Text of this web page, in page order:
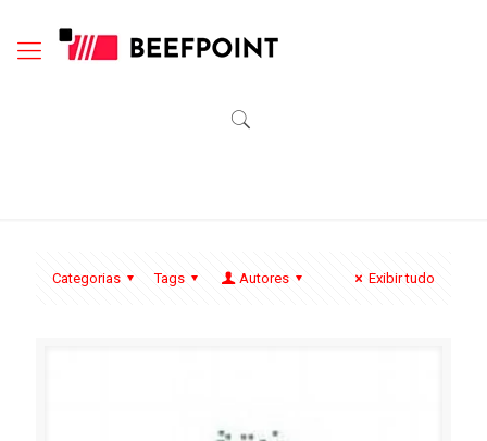
Categorias Tags Autores Exibir tudo